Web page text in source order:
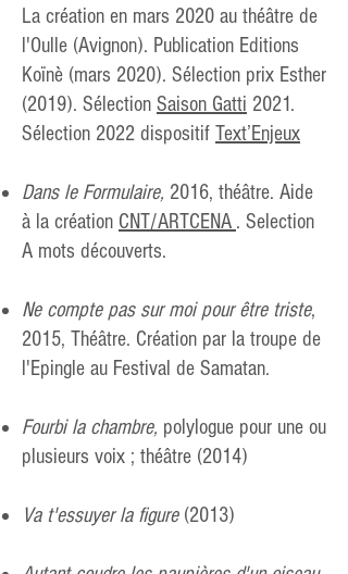
La création en mars 2020 au théâtre de
l'Oulle (Avignon). Publication Editions
Koïnè (mars 2020). Sélection prix Esther
(2019). Sélection Saison Gatti 2021.
Sélection 2022 dispositif Text’Enjeux
Dans le Formulaire, 2016, théâtre. Aide
à la création CNT/ARTCENA . Selection
A mots découverts.
Ne compte pas sur moi pour être triste,
2015, Théâtre. Création par la troupe de
l'Epingle au Festival de Samatan.
Fourbi la chambre, polylogue pour une ou
plusieurs voix ; théâtre (2014)
Va t'essuyer la figure(2013)